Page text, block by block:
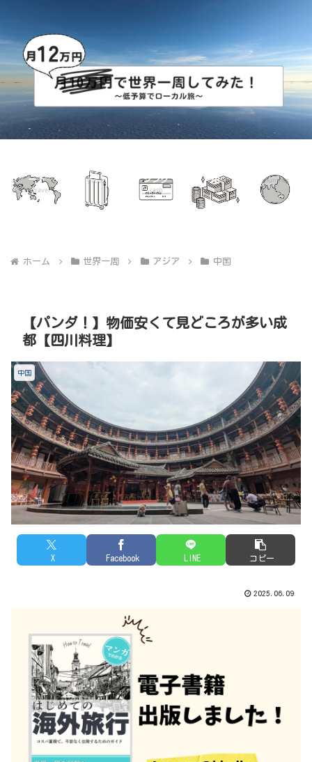
ート
mytravel
グッズ
goods
シング
cash
用
mybudget
countries
ホーム 世界一周 アジア 中国
【パンダ！】物価安くて見どころが多い成
都【四川料理】
中国
X Facebook LINE コピー
2025.06.09